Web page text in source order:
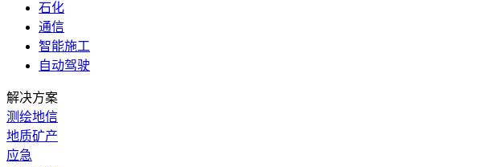
石化
通信
智能施工
自动驾驶
解决方案
测绘地信
地质矿产
应急